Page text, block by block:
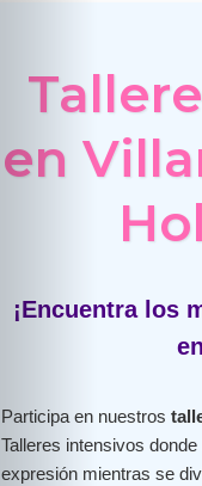
en
¡Encuentra los
Participa en nuestros
Talleres intensivos
expresión mientras se